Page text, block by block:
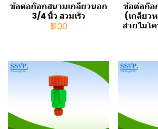
ข้อต่อก๊อกสนามเกลียวนอก
3/4 นิ้ว สวมเร็ว
฿100
ข้อต่อก๊อ
(เกลียว
สายไมโ